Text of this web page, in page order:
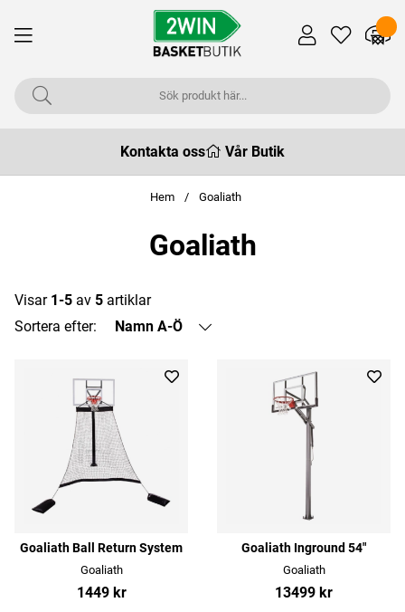
Kontakta oss Vår Butik
Hem Goaliath
Goaliath
Visar 1-5 av 5 artiklar
Sortera efter:
Namn A-Ö
Goaliath Ball Return System
Goaliath
1449 kr
Goaliath Inground 54"
Goaliath
13499 kr